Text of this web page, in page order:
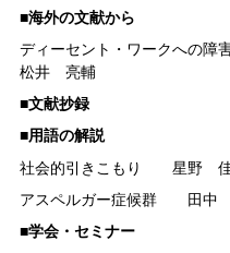
■海外の文献から
ディーセント・ワークへの
松井 亮輔
■文献抄録
■用語の解説
社会的引きこもり 星野
アスペルガー症候群 田中
■学会・セミナー